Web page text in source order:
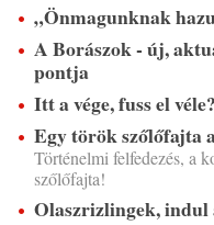
„Önmagunknak
A Borászok - új,
pontja
Itt a vége, fuss el véle?
Egy török szőlőfajta
Történelmi felfedezés, a
szőlőfajta!
Olaszrizlingek, indul